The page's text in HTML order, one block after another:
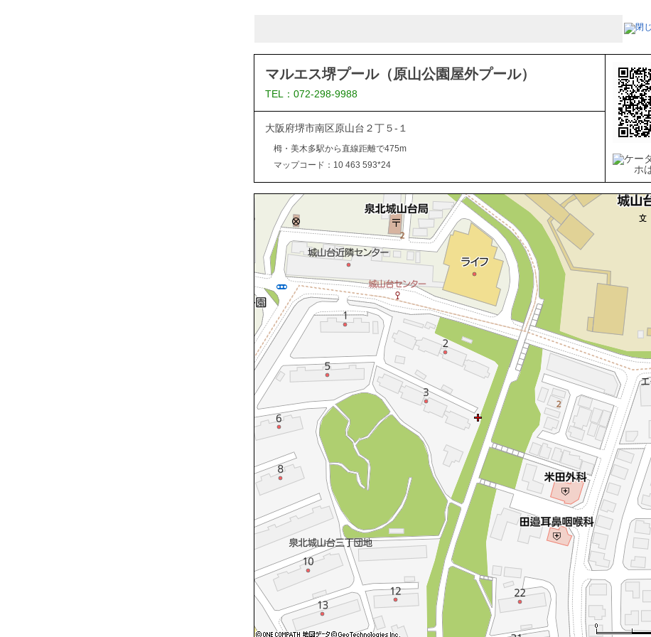
マルエス堺プール（原山公園屋外プール）
TEL：072-298-9988
大阪府堺市南区原山台２丁５-１
栂・美木多駅から直線距離で475m
マップコード：10 463 593*24